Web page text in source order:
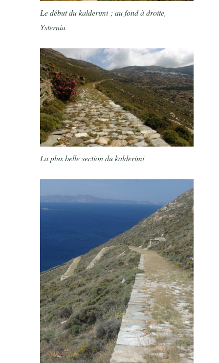
Le début du kalderimi ; au fond à droite,
Ysternia
La plus belle section du kalderimi